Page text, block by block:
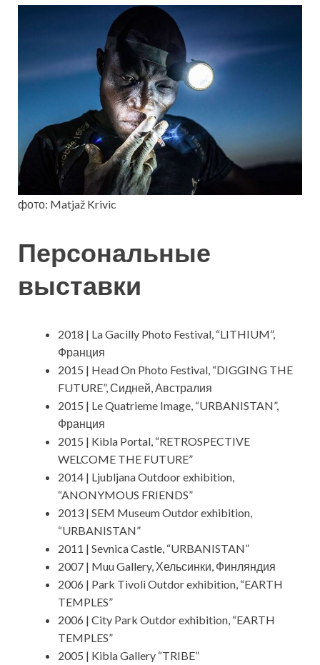
фото: Matjaž Krivic
Персональные
выставки
2018 | La Gacilly Photo Festival, “LITHIUM”,
Франция
2015 | Head On Photo Festival, “DIGGING THE
FUTURE”, Сидней, Австралия
2015 | Le Quatrieme Image, “URBANISTAN”,
Франция
2015 | Kibla Portal, “RETROSPECTIVE
WELCOME THE FUTURE”
2014 | Ljubljana Outdoor exhibition,
“ANONYMOUS FRIENDS”
2013 | SEM Museum Outdor exhibition,
“URBANISTAN”
2011 | Sevnica Castle, “URBANISTAN”
2007 | Muu Gallery, Хельсинки, Финляндия
2006 | Park Tivoli Outdor exhibition, “EARTH
TEMPLES”
2006 | City Park Outdor exhibition, “EARTH
TEMPLES”
2005 | Kibla Gallery “TRIBE”